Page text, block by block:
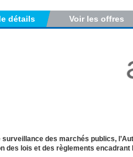
détails Voir les offres
des marchés publics,
des lois et des règlements